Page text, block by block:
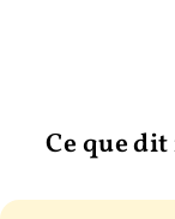
Ce que